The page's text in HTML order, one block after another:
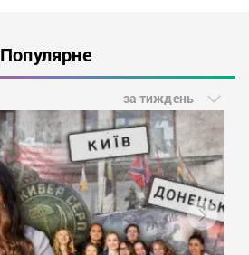
Популярне
за тиждень